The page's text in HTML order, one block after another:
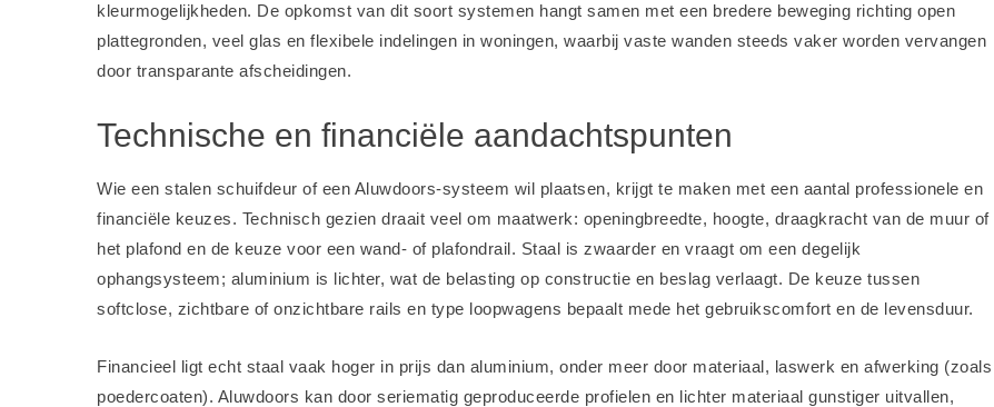
kleurmogelijkheden. De opkomst van dit soort systemen hangt samen met een bredere beweging richting open
plattegronden, veel glas en flexibele indelingen in woningen, waarbij vaste wanden steeds vaker worden vervangen
door transparante afscheidingen.
Technische en financiële aandachtspunten
Wie een stalen schuifdeur of een Aluwdoors-systeem wil plaatsen, krijgt te maken met een aantal professionele en
financiële keuzes. Technisch gezien draait veel om maatwerk: openingbreedte, hoogte, draagkracht van de muur of
het plafond en de keuze voor een wand- of plafondrail. Staal is zwaarder en vraagt om een degelijk
ophangsysteem; aluminium is lichter, wat de belasting op constructie en beslag verlaagt. De keuze tussen
softclose, zichtbare of onzichtbare rails en type loopwagens bepaalt mede het gebruikscomfort en de levensduur.
Financieel ligt echt staal vaak hoger in prijs dan aluminium, onder meer door materiaal, laswerk en afwerking (zoals
poedercoaten). Aluwdoors kan door seriematig geproduceerde profielen en lichter materiaal gunstiger uitvallen,